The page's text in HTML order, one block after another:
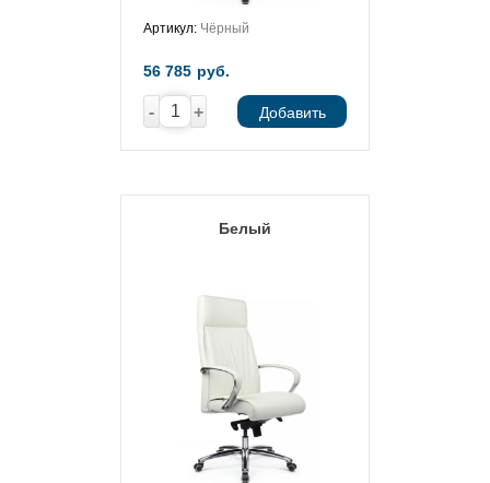
Артикул: Чёрный
56 785 руб.
- + Добавить
Белый